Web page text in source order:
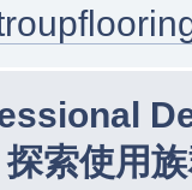
索使用